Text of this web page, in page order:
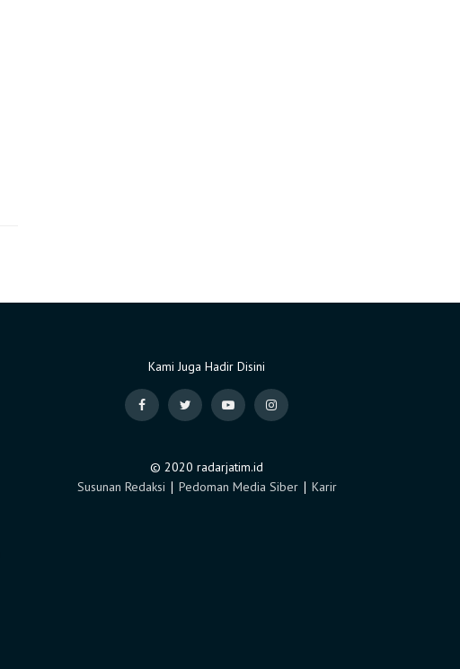
Kami Juga Hadir Disini
© 2020 radarjatim.id
Susunan Redaksi ∣ Pedoman Media Siber∣ Karir